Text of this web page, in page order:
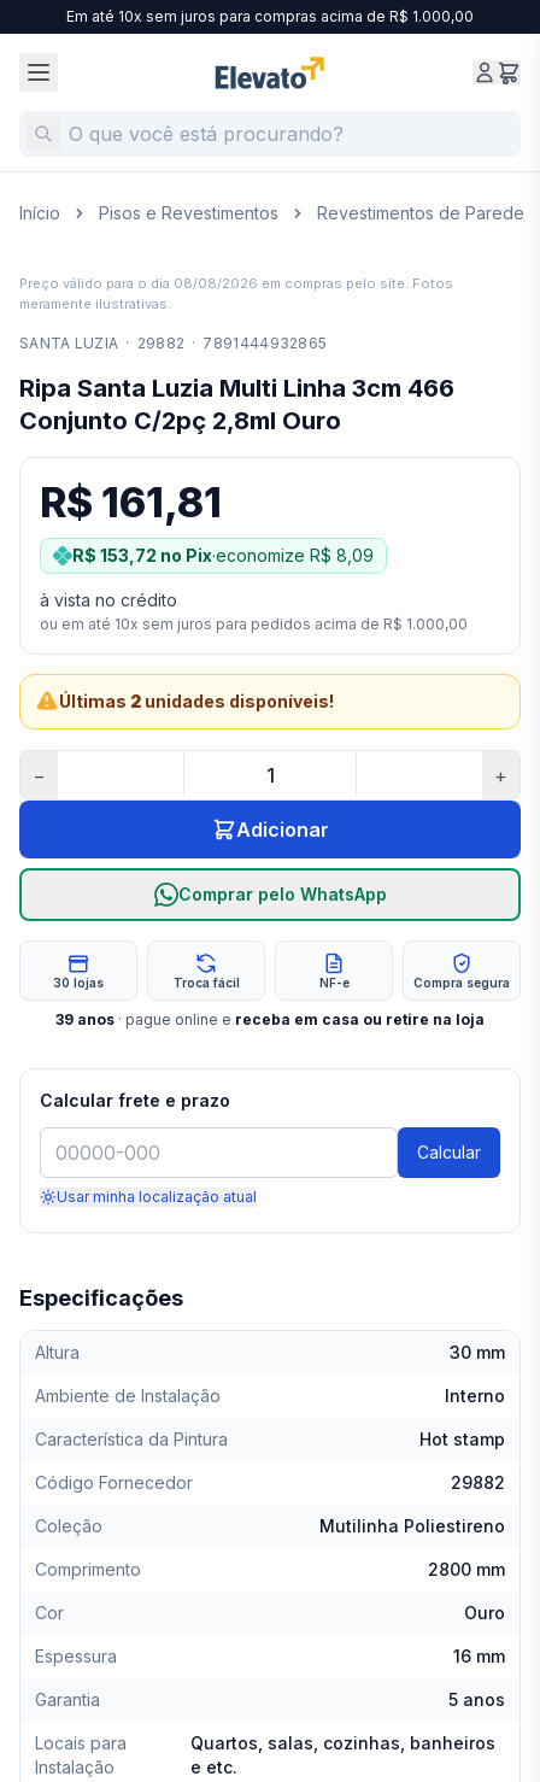
Em até 10x sem juros para compras acima de R$ 1.000,00
Início Pisos e Revestimentos Revestimentos de Parede
Preço válido para o dia 08/08/2026 em compras pelo site. Fotos
meramente ilustrativas.
Especificações
Altura 30 mm
Ambiente de Instalação Interno
Característica da Pintura Hot stamp
Código Fornecedor 29882
Coleção Mutilinha Poliestireno
Comprimento 2800 mm
Cor Ouro
Espessura 16 mm
Garantia 5 anos
Locais para
Instalação
Quartos, salas, cozinhas, banheiros
e etc.
SANTA LUZIA · 29882 · 7891444932865
Ripa Santa Luzia Multi Linha 3cm 466
Conjunto C/2pç 2,8ml Ouro
R$ 161,81
R$ 153,72 no Pix·economize R$ 8,09
à vista no crédito
ou em até 10x sem juros para pedidos acima de R$ 1.000,00
Últimas 2 unidades disponíveis!
− +
Adicionar
Comprar pelo WhatsApp
30 lojas Troca fácil NF-e Compra segura
39 anos · pague online e receba em casa ou retire na loja
Calcular frete e prazo
Calcular
Usar minha localização atual